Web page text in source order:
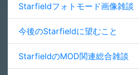
Starfieldフォトモード画像雑談
今後のStarfieldに望むこと
StarfieldのMOD関連総合雑談